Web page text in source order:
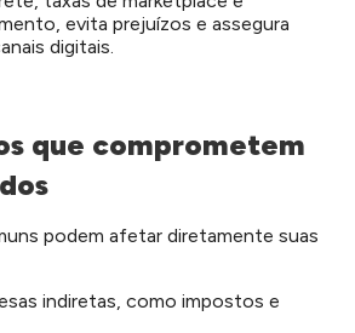
evita prejuízos e assegura
digitais.
que comprometem
podem afetar diretamente suas
indiretas, como impostos e